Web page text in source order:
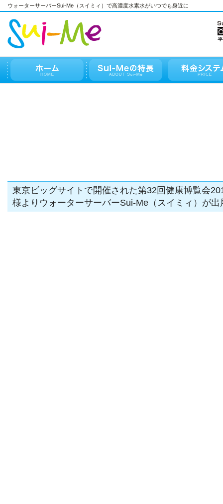
ウォーターサーバーSui-Me（スイミィ）で高濃度水素水がいつでも身近に
東京ビッグサイトで開催された第32回健康博覧会
様よりウォーターサーバーSui-Me（スイミィ）が